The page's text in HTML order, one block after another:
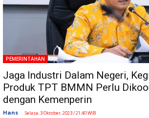
PEMERINTAHAN
Jaga Industri Dalam Negeri,
Produk TPT BMMN Perlu
dengan Kemenperin
Hans - Selasa, 3 Oktober, 2023 / 21:40 WIB